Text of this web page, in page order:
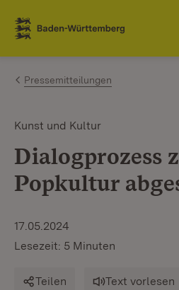
Zum Inhalt springen
Link zur Startseite
Pressemitteilungen
Kunst und Kultur
Dialogprozess
Popkultur
17.05.2024
Lesezeit: 5 Minuten
Teilen Text vorlesen